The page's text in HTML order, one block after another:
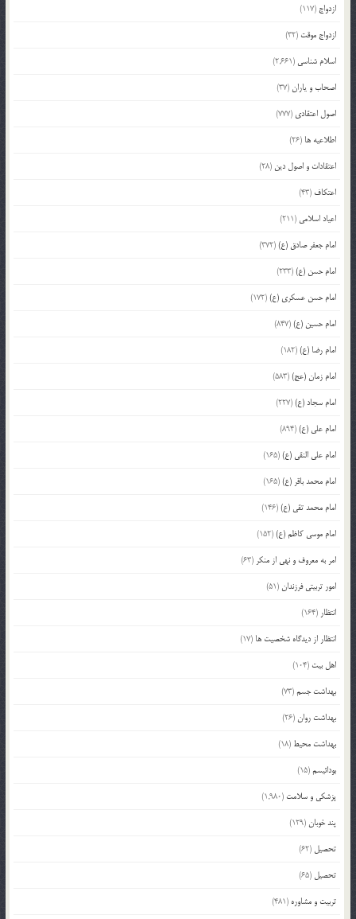
ازدواج (117)
ازدواج موقت (32)
اسلام شناسی (2,661)
اصحاب و یاران(37)
اصول اعتقادی (777)
اطلاعیه ها (26)
اعتقادات و اصول دین (28)
اعتکاف (43)
اعیاد اسلامی (211)
امام جعفر صادق (ع)(372)
امام حسن (ع)(233)
امام حسن عسکری (ع)(172)
امام حسین (ع)(847)
امام رضا (ع)(182)
امام زمان (عج)(583)
امام سجاد (ع)(227)
امام علی (ع)(894)
امام علی النقی (ع)(165)
امام محمد باقر (ع)(165)
امام محمد تقی (ع)(146)
امام موسی کاظم (ع)(152)
امر به معروف و نهی از منکر (63)
امور تربیتی فرزندان(51)
انتظار (164)
انتظار از دیدگاه شخصیت ها (17)
اهل بیت (104)
بهداشت جسم(73)
بهداشت روان(26)
بهداشت محیط (18)
بودائیسم(15)
پزشکی و سلامت (1,980)
پند خوبان(129)
تحصیل (62)
تحصیل (65)
تربیت و مشاوره (481)